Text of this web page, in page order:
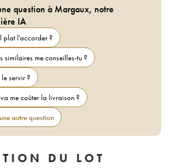
question à Margaux, notre
IA
plat l'accorder ?
similaires me conseilles-tu ?
servir ?
me coûter la livraison ?
autre question
DU LOT